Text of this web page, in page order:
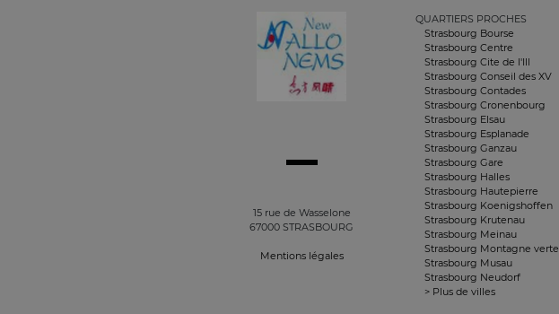
15 rue de Wasselone
67000 STRASBOURG
Mentions légales
QUARTIERS PROCHES
Strasbourg Bourse
Strasbourg Centre
Strasbourg Cite de l'Ill
Strasbourg Conseil des XV
Strasbourg Contades
Strasbourg Cronenbourg
Strasbourg Elsau
Strasbourg Esplanade
Strasbourg Ganzau
Strasbourg Gare
Strasbourg Halles
Strasbourg Hautepierre
Strasbourg Koenigshoffen
Strasbourg Krutenau
Strasbourg Meinau
Strasbourg Montagne verte
Strasbourg Musau
Strasbourg Neudorf
> Plus de villes